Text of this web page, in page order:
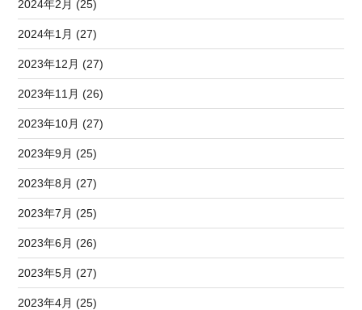
2024年2月 (25)
2024年1月 (27)
2023年12月 (27)
2023年11月 (26)
2023年10月 (27)
2023年9月 (25)
2023年8月 (27)
2023年7月 (25)
2023年6月 (26)
2023年5月 (27)
2023年4月 (25)